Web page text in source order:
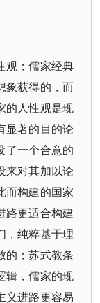
观；儒家经典
象获得的，而
的人性观是现
显著的目的论
一个合意的
来对其加以论
而构建的国家
路更适合构建
，纯粹基于理
的；苏式教条
辑，儒家的现
义进路更容易